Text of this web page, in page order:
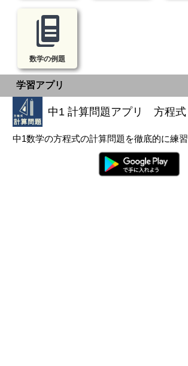
数学の例題
学習アプリ
中1 計算問題アプリ 方程式
中1数学の方程式の計算問題を徹底的に練習